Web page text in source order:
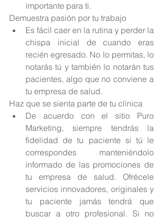
importante para ti.
Demuestra pasión por tu trabajo
Es fácil caer en la rutina y perder la
chispa inicial de cuando eras
recién egresado. No lo permitas, lo
notarás tú y también lo notarán tus
pacientes, algo que no conviene a
tu empresa de salud.
Haz que se sienta parte de tu clínica
De acuerdo con el sitio Puro
Marketing, siempre tendrás la
fidelidad de tu paciente si tú le
correspondes manteniéndolo
informado de las promociones de
tu empresa de salud. Ofrécele
servicios innovadores, originales y
tu paciente jamás tendrá que
buscar a otro profesional. Si no